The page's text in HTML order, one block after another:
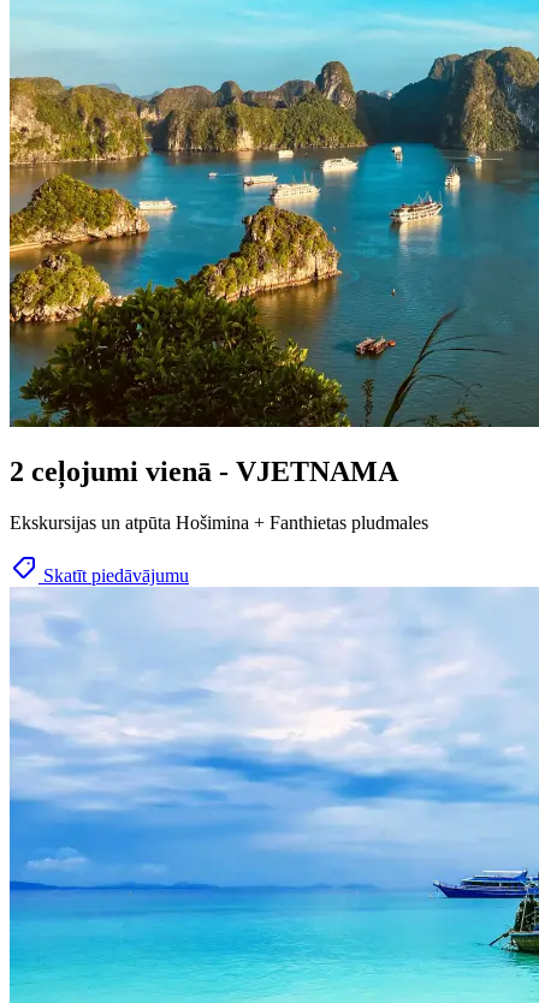
2 ceļojumi vienā - VJETNAMA
Ekskursijas un atpūta Hošimina + Fanthietas pludmales
Skatīt piedāvājumu